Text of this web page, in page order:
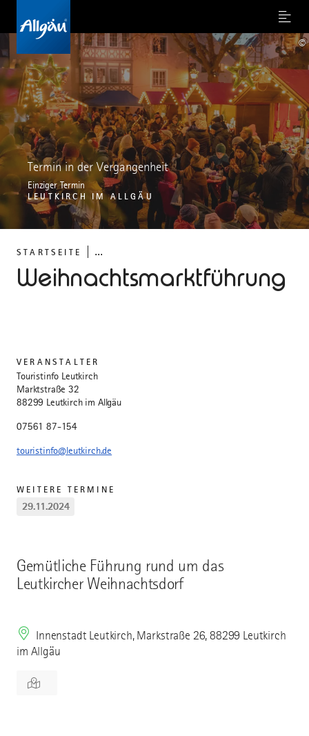
Menu
STARTSEITE ...
Weihnachtsmarktführung
Termin in der Vergangenheit
Einziger Termin
LEUTKIRCH IM ALLGÄU
©
Gemütliche Führung rund um das
Leutkircher Weihnachtsdorf
Innenstadt Leutkirch, Markstraße 26, 88299 Leutkirch
im Allgäu
VERANSTALTER
Touristinfo Leutkirch
Marktstraße 32
88299 Leutkirch im Allgäu
07561 87-154
touristinfo@leutkirch.de
WEITERE TERMINE
29.11.2024